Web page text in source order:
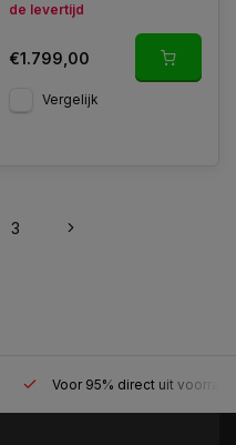
de levertijd
€1.799,00
Vergelijk
3
Voor 95% direct uit